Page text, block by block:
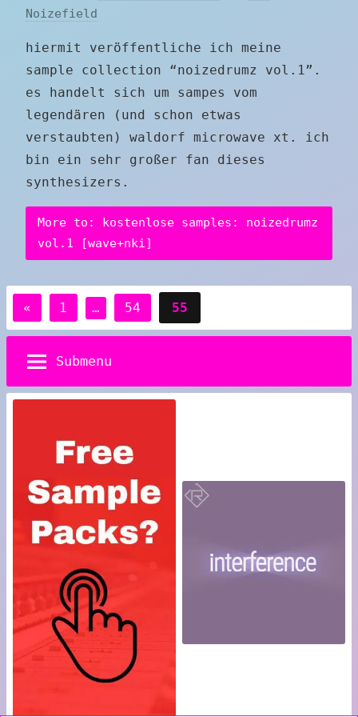
Noizefield
hiermit veröffentliche ich meine
sample collection “noizedrumz vol.1”.
es handelt sich um sampes vom
legendären (und schon etwas
verstaubten) waldorf microwave xt. ich
bin ein sehr großer fan dieses
synthesizers.
More to: kostenlose samples: noizedrumz
vol.1 [wave+nki]
Posts
pagination
«Previous
Posts
1 … 54 55
Submenu